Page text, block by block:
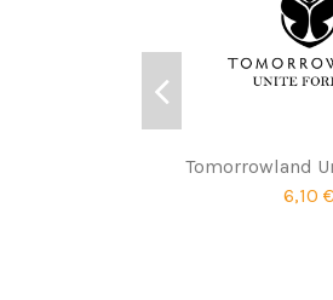
Tomorrowland
6,10 €